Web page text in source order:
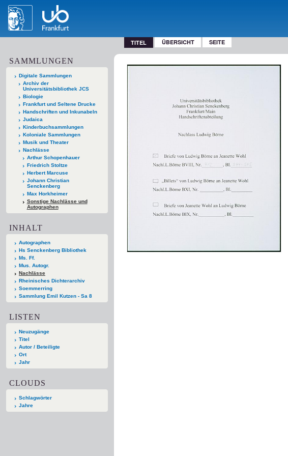
TITEL ÜBERSICHT SEITE
SAMMLUNGEN
Digitale Sammlungen
Archiv der
Universitätsbibliothek JCS
Biologie
Frankfurt und Seltene Drucke
Handschriften und Inkunabeln
Judaica
Kinderbuchsammlungen
Koloniale Sammlungen
Musik und Theater
Nachlässe
Arthur Schopenhauer
Friedrich Stoltze
Herbert Marcuse
Johann Christian
Senckenberg
Max Horkheimer
Sonstige Nachlässe und
Autographen
INHALT
Autographen
Hs Senckenberg Bibliothek
Ms. Ff.
Mus. Autogr.
Nachlässe
Rheinisches Dichterarchiv
Soemmerring
Sammlung Emil Kutzen - Sa 8
LISTEN
Neuzugänge
Titel
Autor / Beteiligte
Ort
Jahr
CLOUDS
Schlagwörter
Jahre